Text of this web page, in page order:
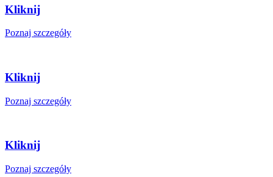
Kliknij
Poznaj szczegóły
Kliknij
Poznaj szczegóły
Kliknij
Poznaj szczegóły